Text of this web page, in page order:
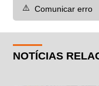
⚠️ Comunicar erro
NOTÍCIAS